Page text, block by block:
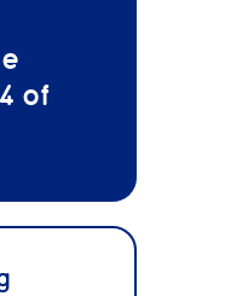
of